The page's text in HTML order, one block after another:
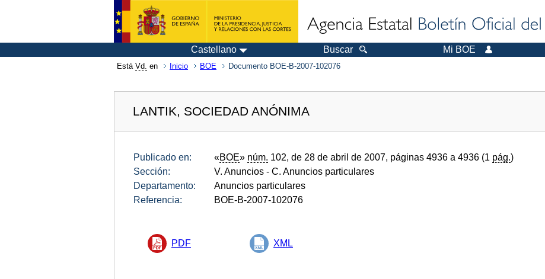
Castellano Buscar Mi BOE
Está Vd. en Inicio BOE Documento BOE-B-2007-102076
LANTIK, SOCIEDAD ANÓNIMA
Publicado en: «BOE» núm. 102, de 28 de abril de 2007, páginas 4936 a 4936 (1 pág.)
Sección:
V. Anuncios - C. Anuncios particulares
Departamento:
Anuncios particulares
Referencia:
BOE-B-2007-102076
PDF XML